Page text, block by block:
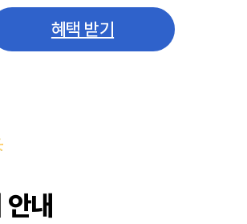
혜택 받기
내